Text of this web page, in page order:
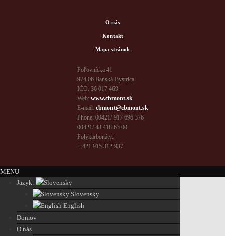
O nás
Kontakt
Mapa stránok
Poľovnícka 41
974 06 Banská Bystrica
IČO: 36 017 469
Web: www.cbmont.sk
E-mail: cbmont@cbmont.sk
Phone: 00421/ 917 696 376
00421/ 48 418 63 00
Polykarbonáty:
+ 421 915 312 937
MENU
Jazyk:
Slovensky
English
Domov
O nás